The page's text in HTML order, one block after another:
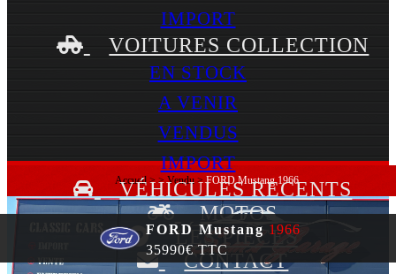
IMPORT
VOITURES COLLECTION
EN STOCK
A VENIR
VENDUS
IMPORT
VÉHICULES RECENTS
MOTOS
LES PIÈCES
CONTACT
Accueil > >Vendu >FORD Mustang 1966
FORD Mustang 1966
35990€ TTC